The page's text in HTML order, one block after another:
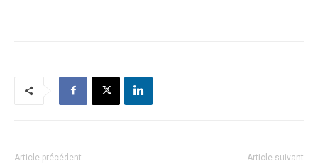
Article précédent Article suivant